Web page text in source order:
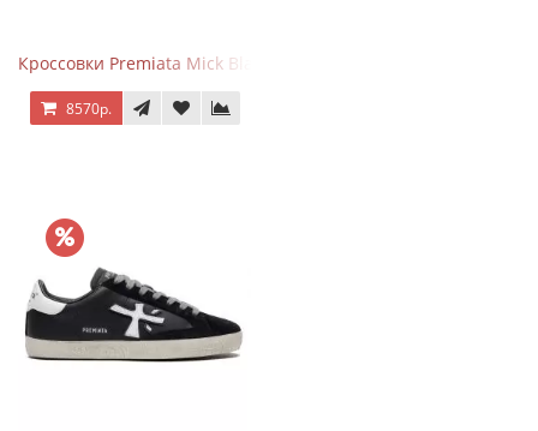
Кроссовки Premiata Mick Black
8570р.